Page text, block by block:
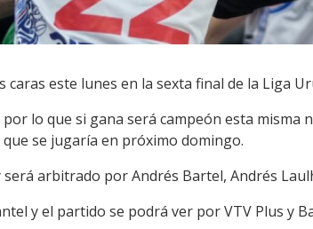
caras este lunes en la sexta final de la Liga
lo que si gana será campeón esta misma
se jugaría en próximo domingo.
arbitrado por Andrés Bartel, Andrés
y el partido se podrá ver por VTV Plus y